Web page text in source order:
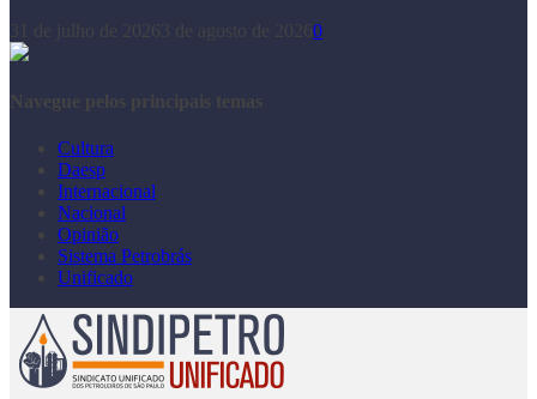
0
Navegue pelos principais temas
Cultura
Daesp
Internacional
Nacional
Opinião
Sistema Petrobrás
Unificado